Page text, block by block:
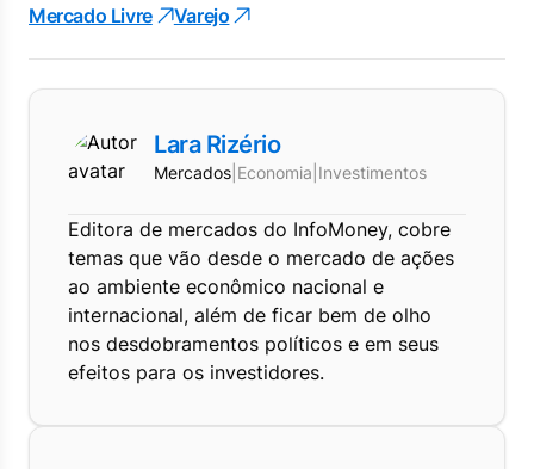
Mercado Livre
Varejo
Lara Rizério
Mercados Economia Investimentos
Editora de mercados do InfoMoney, cobre
temas que vão desde o mercado de ações
ao ambiente econômico nacional e
internacional, além de ficar bem de olho
nos desdobramentos políticos e em seus
efeitos para os investidores.